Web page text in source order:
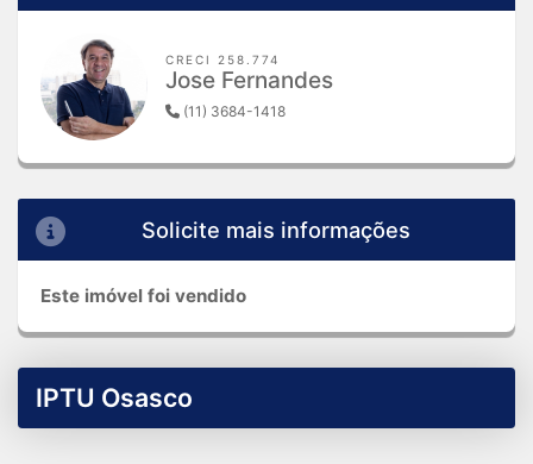
CRECI 258.774
Jose Fernandes
(11) 3684-1418
Solicite mais informações
Este imóvel foi vendido
IPTU Osasco